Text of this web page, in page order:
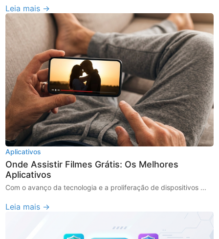
Leia mais →
Aplicativos
Onde Assistir Filmes Grátis: Os Melhores
Aplicativos
Com o avanço da tecnologia e a proliferação de dispositivos ...
Leia mais →